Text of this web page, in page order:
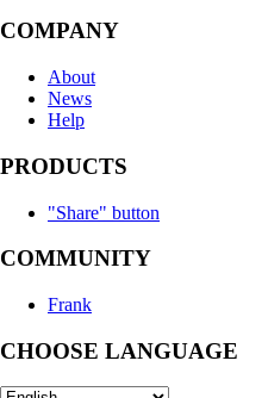
COMPANY
About
News
Help
PRODUCTS
"Share" button
COMMUNITY
Frank
CHOOSE LANGUAGE